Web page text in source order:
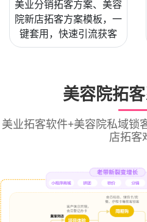
美业分销拓客方案、美容
院新店拓客方案模板，一
键套用，快速引流获客
美容院拓
美业拓客软件+美容院私域锁
店拓客